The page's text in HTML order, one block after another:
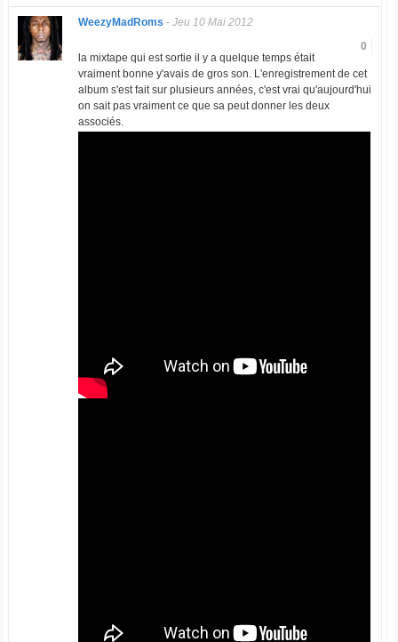
WeezyMadRoms - Jeu 10 Mai 2012
0
la mixtape qui est sortie il y a quelque temps était
vraiment bonne y'avais de gros son. L'enregistrement de cet
album s'est fait sur plusieurs années, c'est vrai qu'aujourd'hui
on sait pas vraiment ce que sa peut donner les deux
associés.